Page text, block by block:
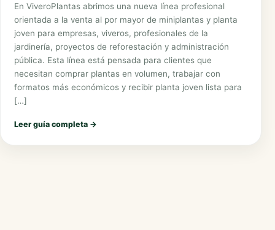
En ViveroPlantas abrimos una nueva línea profesional
orientada a la venta al por mayor de miniplantas y planta
joven para empresas, viveros, profesionales de la
jardinería, proyectos de reforestación y administración
pública. Esta línea está pensada para clientes que
necesitan comprar plantas en volumen, trabajar con
formatos más económicos y recibir planta joven lista para
[…]
Leer guía completa →